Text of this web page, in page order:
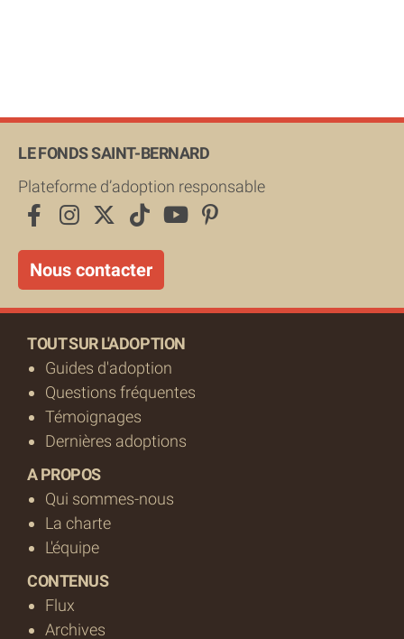
LE FONDS SAINT-BERNARD
Plateforme d’adoption responsable
Nous contacter
TOUT SUR L'ADOPTION
Guides d'adoption
Questions fréquentes
Témoignages
Dernières adoptions
A PROPOS
Qui sommes-nous
La charte
L'équipe
CONTENUS
Flux
Archives